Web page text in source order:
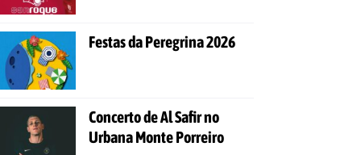
Festas da Peregrina 2026
Concerto de Al Safir no
Urbana Monte Porreiro